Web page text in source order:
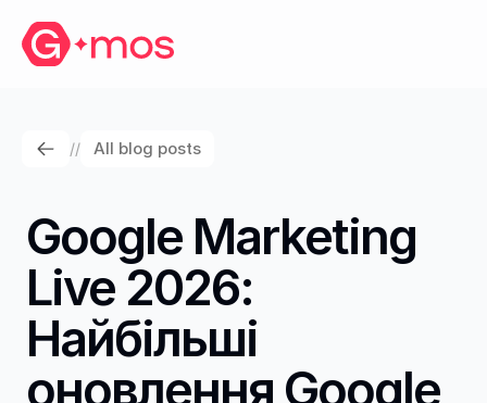
// All blog posts
Google Marketing
Live 2026:
Найбільші
оновлення Google